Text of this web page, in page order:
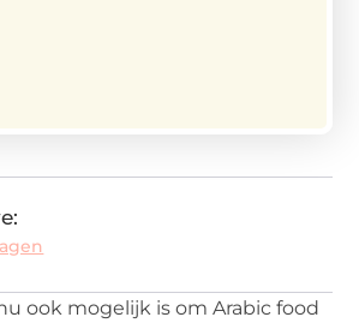
ook mogelijk is om Arabic food